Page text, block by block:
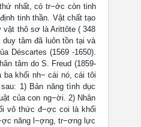
nhất, có tr−ớc còn tinh
tinh thần. Vật chất tạo
vật thô sơ là Arittôte ( 348
tâm đã luôn tồn tại và
Déscartes (1569 -1650).
tâm do S. Freud (1859-
ba khối nh− cái nó, cái tôi
1) Bản năng tình dục
của con ng−ời. 2) Nhân
vô thức đ−ợc coi là khối
năng l−ợng, tr−ơng lực